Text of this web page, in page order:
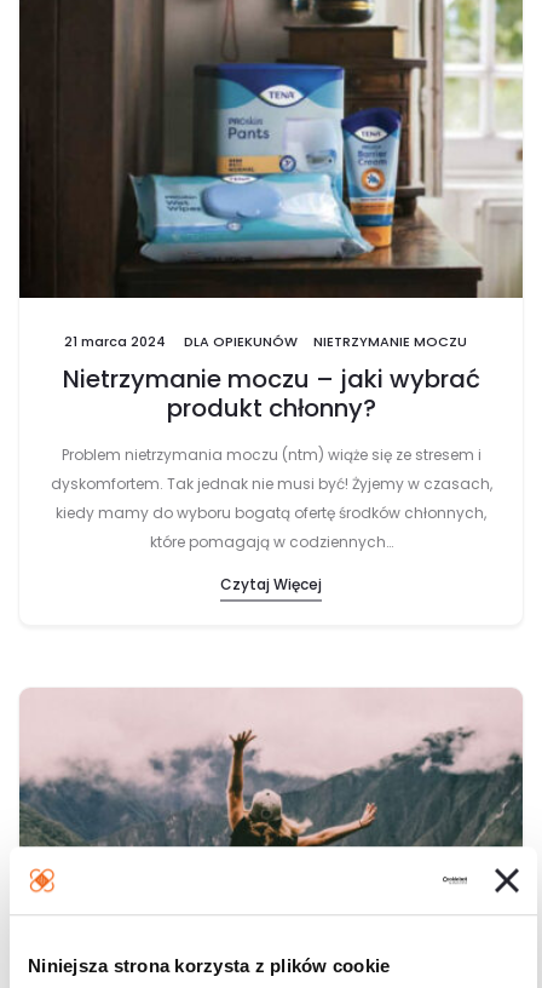
Niniejsza strona korzysta z plików cookie
21 marca 2024 DLA OPIEKUNÓW NIETRZYMANIE MOCZU
Nietrzymanie moczu – jaki wybrać
produkt chłonny?
Problem nietrzymania moczu (ntm) wiąże się ze stresem i
dyskomfortem. Tak jednak nie musi być! Żyjemy w czasach,
kiedy mamy do wyboru bogatą ofertę środków chłonnych,
które pomagają w codziennych…
Czytaj Więcej